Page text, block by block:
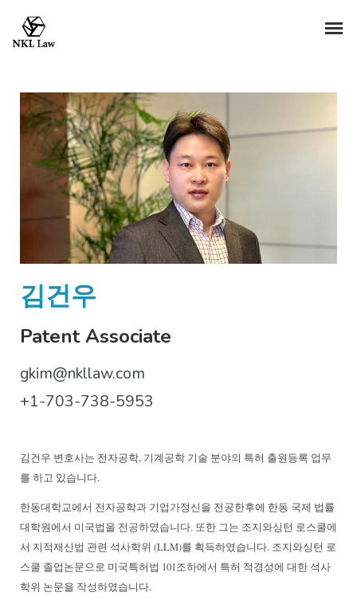
김건우
Patent Associate
gkim@nkllaw.com
+1-703-738-5953
김건우 변호사는 전자공학, 기계공학 기술 분야의 특허 출원등록 업무
를 하고 있습니다.
한동대학교에서 전자공학과 기업가정신을 전공한후에 한동 국제 법률
대학원에서 미국법을 전공하였습니다. 또한 그는 조지와싱턴 로스쿨에
서 지적재산법 관련 석사학위 (LLM)를 획득하였습니다. 조지와싱턴 로
스쿨 졸업논문으로 미국특허법 101조하에서 특허 적경성에 대한 석사
학위 논문을 작성하였습니다.